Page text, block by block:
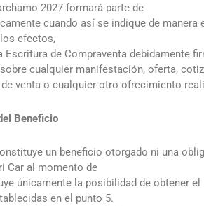
2027 formará parte de
cuando así se indique de
efectos,
Escritura de Compraventa debidamente
cualquier manifestación, oferta,
venta o cualquier otro ofrecimiento
Beneficio
un beneficio otorgado ni una
Car al momento de
únicamente la posibilidad de obtener
en el punto 5.